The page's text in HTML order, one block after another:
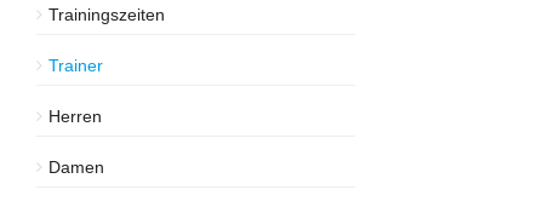
Trainingszeiten
Trainer
Herren
Damen